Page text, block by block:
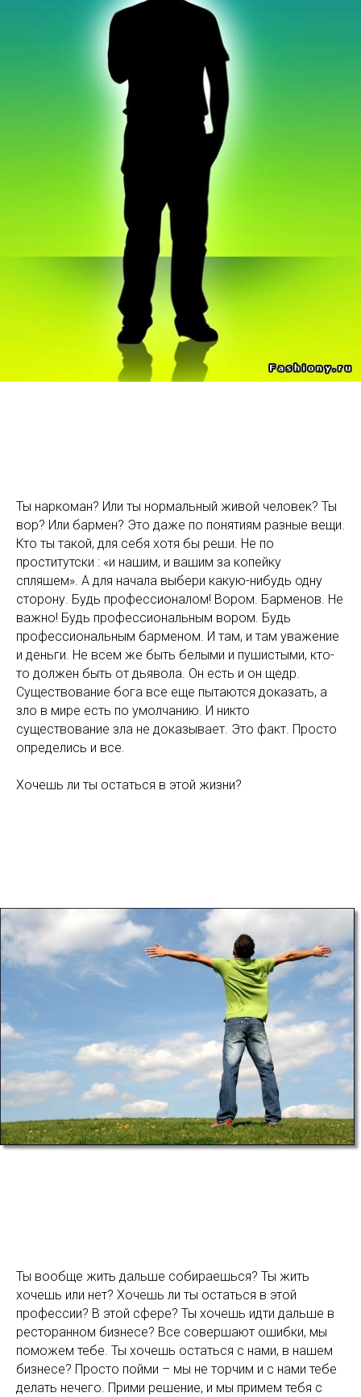
Ты наркоман? Или ты нормальный живой человек? Ты
вор? Или бармен? Это даже по понятиям разные вещи.
Кто ты такой, для себя хотя бы реши. Не по
проститутски : «и нашим, и вашим за копейку
спляшем». А для начала выбери какую-нибудь одну
сторону. Будь профессионалом! Вором. Барменов. Не
важно! Будь профессиональным вором. Будь
профессиональным барменом. И там, и там уважение
и деньги. Не всем же быть белыми и пушистыми, кто-
то должен быть от дьявола. Он есть и он щедр.
Существование бога все еще пытаются доказать, а
зло в мире есть по умолчанию. И никто
существование зла не доказывает. Это факт. Просто
определись и все.
Хочешь ли ты остаться в этой жизни?
Ты вообще жить дальше собираешься? Ты жить
хочешь или нет? Хочешь ли ты остаться в этой
профессии? В этой сфере? Ты хочешь идти дальше в
ресторанном бизнесе? Все совершают ошибки, мы
поможем тебе. Ты хочешь остаться с нами, в нашем
бизнесе? Просто пойми – мы не торчим и с нами тебе
делать нечего. Прими решение, и мы примем тебя с